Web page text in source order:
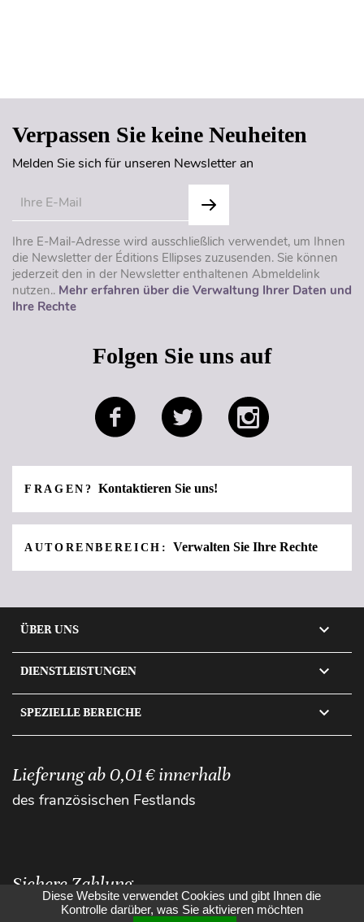
Verpassen Sie keine Neuheiten
Melden Sie sich für unseren Newsletter an
Ihre E-Mail-Adresse wird ausschließlich verwendet, um Ihnen
die Newsletter der Éditions Ellipses zuzusenden. Sie können
jederzeit den in der Newsletter enthaltenen Abmeldelink
nutzen.. Mehr erfahren über die Verwaltung Ihrer Daten und
Ihre Rechte
Folgen Sie uns auf
FRAGEN?Kontaktieren Sie uns!
AUTORENBEREICH:Verwalten Sie Ihre Rechte
ÜBER UNS 
DIENSTLEISTUNGEN 
SPEZIELLE BEREICHE 
Lieferung ab 0,01 € innerhalb
des französischen Festlands
Sichere Zahlung
Diese Website verwendet Cookies und gibt Ihnen die
Kontrolle darüber, was Sie aktivieren möchten